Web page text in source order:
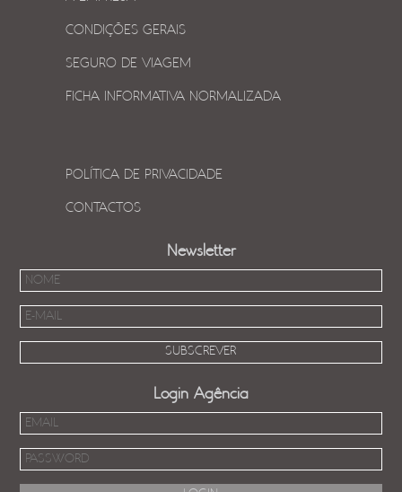
CONDIÇÕES GERAIS
SEGURO DE VIAGEM
FICHA INFORMATIVA NORMALIZADA
POLÍTICA DE PRIVACIDADE
CONTACTOS
Newsletter
Login Agência